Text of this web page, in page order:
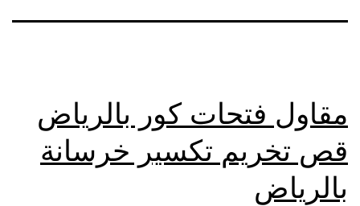
مقاول فتحات كور بالرياض
قص تخريم تكسير خرسانة
بالرياض